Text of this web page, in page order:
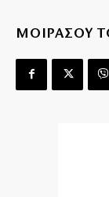
ΜΟΙΡΑΣΟΥ